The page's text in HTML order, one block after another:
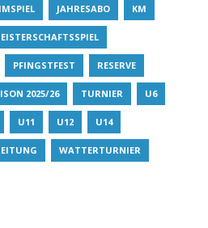
JAHRESABO KM
PFINGSTFEST RESERVE
2025/26 TURNIER U6
U11 U12 U14
WATTERTURNIER